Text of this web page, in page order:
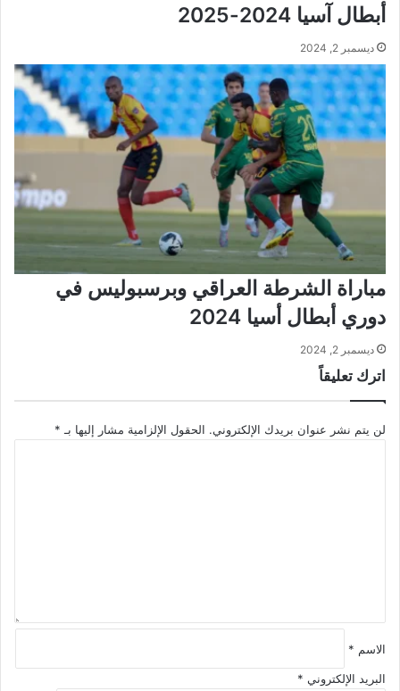
أبطال آسيا 2024-2025
ديسمبر 2, 2024
مباراة الشرطة العراقي وبرسبوليس في
دوري أبطال أسيا 2024
ديسمبر 2, 2024
اترك تعليقاً
لن يتم نشر عنوان بريدك الإلكتروني. الحقول الإلزامية مشار إليها بـ *
الاسم *
البريد الإلكتروني *